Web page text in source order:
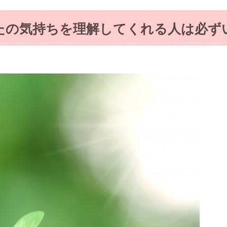
の気持ちを理解してくれる人は必ず